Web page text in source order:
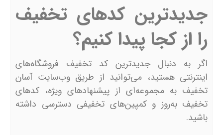
جدیدترین کدهای تخفیف
را از کجا پیدا کنیم؟
اگر به دنبال جدیدترین کد تخفیف فروشگاه‌های
اینترنتی هستید، می‌توانید از طریق وب‌سایت آسان
تخفیف به مجموعه‌ای از پیشنهادهای ویژه، کدهای
تخفیف به‌روز و کمپین‌های تخفیفی دسترسی داشته
باشید.